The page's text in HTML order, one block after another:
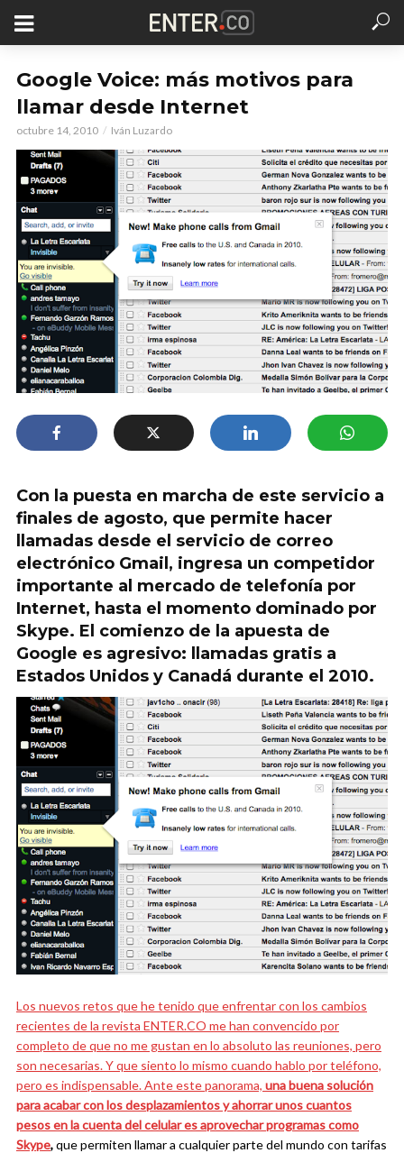
Google Voice: más motivos para
llamar desde Internet
octubre 14, 2010 Iván Luzardo
Con la puesta en marcha de este servicio a
finales de agosto, que permite hacer
llamadas desde el servicio de correo
electrónico Gmail, ingresa un competidor
importante al mercado de telefonía por
Internet, hasta el momento dominado por
Skype. El comienzo de la apuesta de
Google es agresivo: llamadas gratis a
Estados Unidos y Canadá durante el 2010.
Los nuevos retos que he tenido que enfrentar con los cambios
recientes de la revista ENTER.CO me han convencido por
completo de que no me gustan en lo absoluto las reuniones, pero
son necesarias. Y que siento lo mismo cuando hablo por teléfono,
pero es indispensable. Ante este panorama, una buena solución
para acabar con los desplazamientos y ahorrar unos cuantos
pesos en la cuenta del celular es aprovechar programas como
Skype,que permiten llamar a cualquier parte del mundo con tarifas